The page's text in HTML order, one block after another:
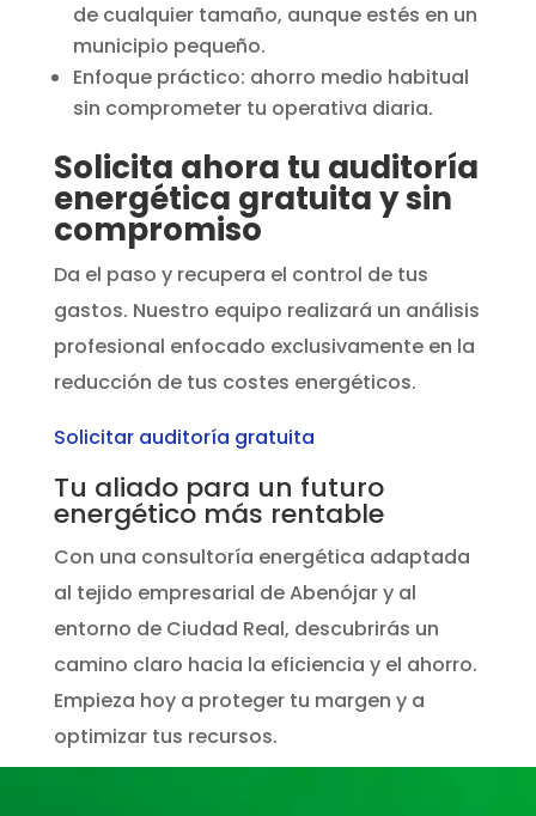
de cualquier tamaño, aunque estés en un
municipio pequeño.
Enfoque práctico: ahorro medio habitual
sin comprometer tu operativa diaria.
Solicita ahora tu auditoría
energética gratuita y sin
compromiso
Da el paso y recupera el control de tus
gastos. Nuestro equipo realizará un análisis
profesional enfocado exclusivamente en la
reducción de tus costes energéticos.
Solicitar auditoría gratuita
Tu aliado para un futuro
energético más rentable
Con una consultoría energética adaptada
al tejido empresarial de Abenójar y al
entorno de Ciudad Real, descubrirás un
camino claro hacia la eficiencia y el ahorro.
Empieza hoy a proteger tu margen y a
optimizar tus recursos.